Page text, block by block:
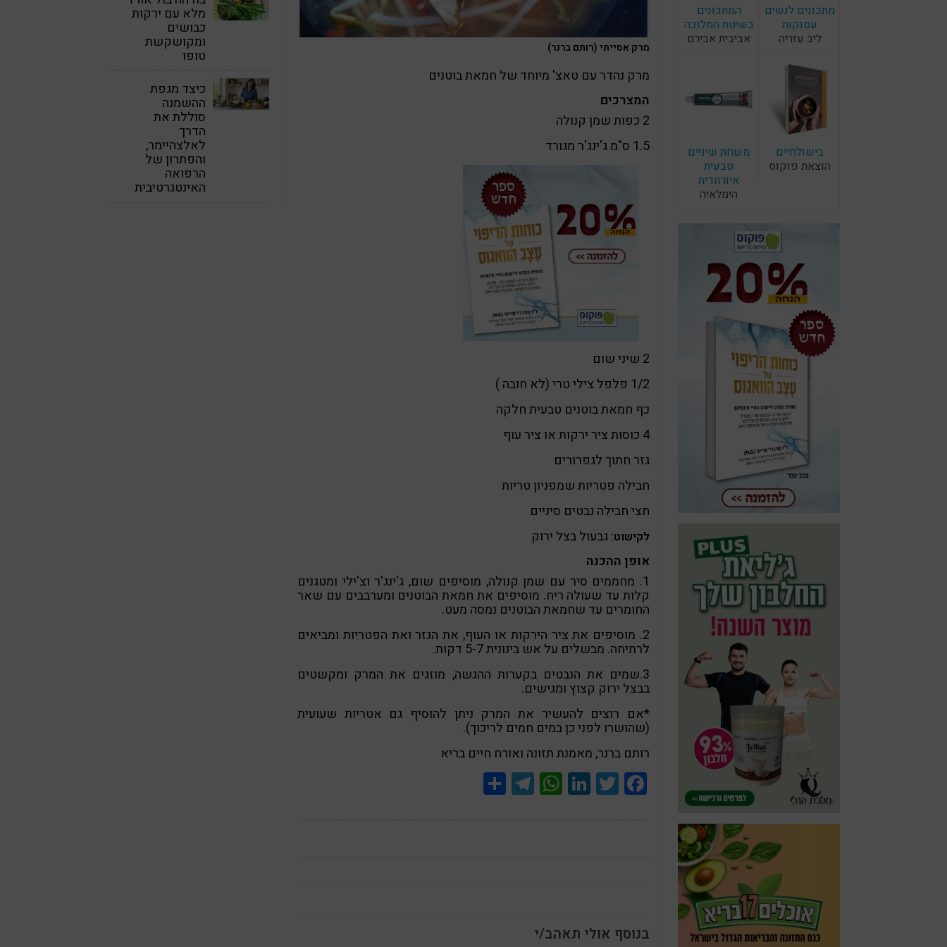
מתכונים לנשים
עסוקות
ליב עזריה
המתכונים
בשיטת המלוכה
אביבית אבירם
בישולחיים
הוצאת פוקוס
משחת שיניים
טבעית
איורוודית
הימלאיה
מרק אסייתי (רותם ברנר)
מרק נהדר עם טאצ' מיוחד של חמאת בוטנים
המצרכים
2 כפות שמן קנולה
1.5 ס"מ ג'ינג'ר מגורד
2 שיני שום
1/2 פלפל צילי טרי (לא חובה )
כף חמאת בוטנים טבעית חלקה
4 כוסות ציר ירקות או ציר עוף
גזר חתוך לגפרורים
חבילה פטריות שמפניון טריות
חצי חבילה נבטים סיניים
לקישוט: גבעול בצל ירוק
אופן ההכנה
1. מחממים סיר עם שמן קנולה, מוסיפים שום, ג'ינג'ר וצ'ילי ומטגנים
קלות עד שעולה ריח. מוסיפים את חמאת הבוטנים ומערבבים עם שאר
החומרים עד שחמאת הבוטנים נמסה מעט.
2. מוסיפים את ציר הירקות או העוף, את הגזר ואת הפטריות ומביאים
לרתיחה. מבשלים על אש בינונית 5-7 דקות.
3.שמים את הנבטים בקערות ההגשה, מוזגים את המרק ומקשטים
בבצל ירוק קצוץ ומגישים.
*אם רוצים להעשיר את המרק ניתן להוסיף גם אטריות שעועית
(שהושרו לפני כן במים חמים לריכוך).
רותם ברנר, מאמנת תזונה ואורח חיים בריא
Facebook
Twitter
LinkedIn
WhatsApp
Telegram
בנוסף אולי תאהב/י
מלא עם ירקות
כבושים
ומקושקשת
טופו
כיצד מגפת
ההשמנה
סוללת את
הדרך
לאלצהיימר,
והפתרון של
הרפואה
האינטגרטיבית